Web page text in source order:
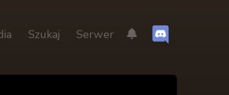
Szukaj Serwer